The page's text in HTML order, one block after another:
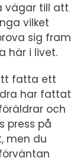
vägar till att
vilket
sig fram
här i livet.
fatta ett
har fattat
och
press på
men du